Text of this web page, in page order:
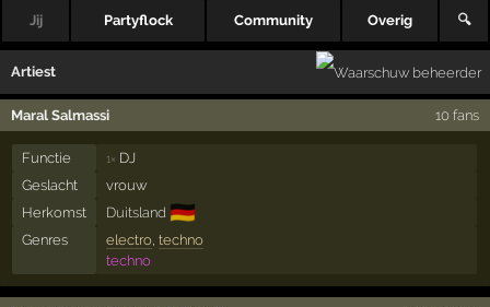
Jij Partyflock Community Overig 🔍
Artiest
Maral Salmassi 10 fans
Functie 1× DJ
Geslacht
vrouw
Herkomst
Duitsland 🇩🇪
Genres electro, techno
techno